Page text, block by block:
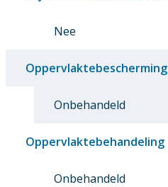
Nee
Oppervlaktebescherming
Onbehandeld
Oppervlaktebehandeling
Onbehandeld